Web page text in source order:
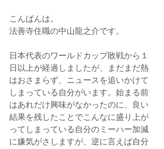
こんばんは。
法善寺住職の中山龍之介です。
日本代表のワールドカップ敗戦から１
日以上が経過しましたが、まだまだ熱
はおさまらず、ニュースを追いかけて
しまっている自分がいます。始まる前
はあれだけ興味がなかったのに、良い
結果を残したことでこんなに盛り上が
ってしまっている自分のミーハー加減
に嫌気がさしますが、逆に言えば自分